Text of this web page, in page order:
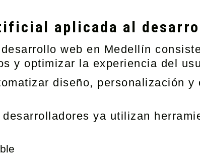
aplicada al
web en Medellín
y optimizar la experiencia del
diseño, personalización y
ya utilizan